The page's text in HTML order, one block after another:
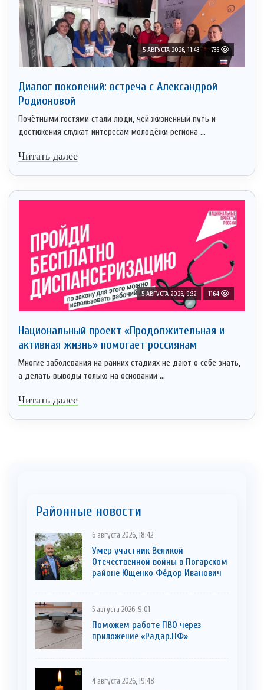
5 АВГУСТА 2026, 11:43 736
Диалог поколений: встреча с Александрой
Родионовой
Почётными гостями стали люди, чей жизненный путь и
достижения служат интересам молодёжи региона ...
Читать далее
5 АВГУСТА 2026, 9:32 1164
Национальный проект «Продолжительная и
активная жизнь» помогает россиянам
Многие заболевания на ранних стадиях не дают о себе знать,
а делать выводы только на основании ...
Читать далее
Районные новости
6 августа 2026, 18:42
Умер участник Великой
Отечественной войны в Погарском
районе Ющенко Фёдор Иванович
5 августа 2026, 9:01
Поможем работе ПВО через
приложение «Радар.НФ»
4 августа 2026, 19:48